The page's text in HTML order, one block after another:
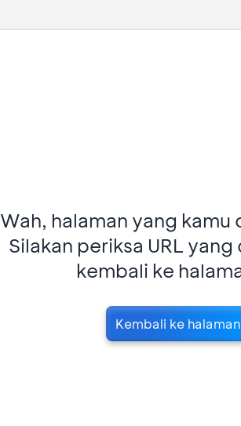
Wah, halaman yang
Silakan periksa URL
kembali ke
Kembali ke